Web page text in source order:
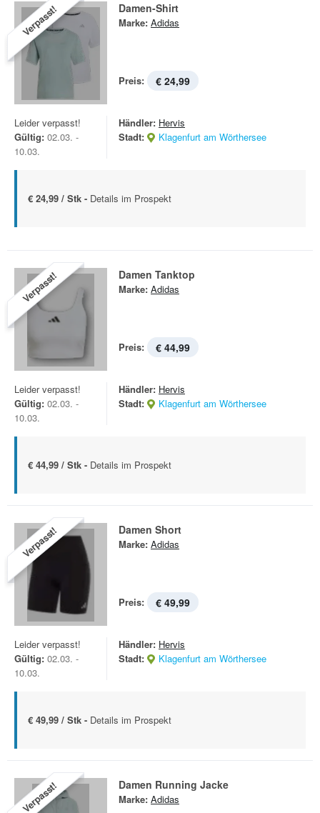
Verpasst! Damen-Shirt
Marke: Adidas
Preis: € 24,99
Leider verpasst!
Gültig: 02.03. -
10.03.
Händler: Hervis
Stadt:
Klagenfurt am Wörthersee
€ 24,99 / Stk - Details im Prospekt
Verpasst! Damen Tanktop
Marke: Adidas
Preis: € 44,99
Leider verpasst!
Gültig: 02.03. -
10.03.
Händler: Hervis
Stadt:
Klagenfurt am Wörthersee
€ 44,99 / Stk - Details im Prospekt
Verpasst! Damen Short
Marke: Adidas
Preis: € 49,99
Leider verpasst!
Gültig: 02.03. -
10.03.
Händler: Hervis
Stadt:
Klagenfurt am Wörthersee
€ 49,99 / Stk - Details im Prospekt
Verpasst! Damen Running Jacke
Marke: Adidas